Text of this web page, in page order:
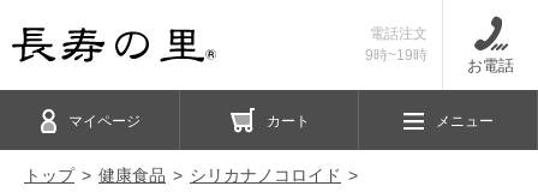
電話注文
9時~19時
お電話
マイページ カート メニュー
トップ 健康食品
シリカナノコロイド